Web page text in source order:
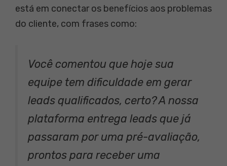
está em conectar os benefícios aos problemas
do cliente, com frases como:
Você comentou que hoje sua
equipe tem dificuldade em gerar
leads qualificados, certo? A nossa
plataforma entrega leads que já
passaram por uma pré-avaliação,
prontos para receber uma